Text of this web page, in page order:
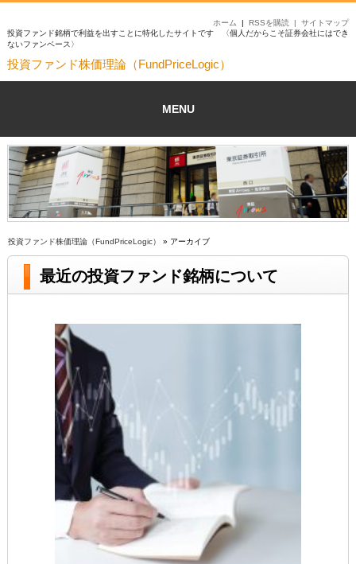
投資ファンド銘柄で利益を出すことに特化したサイトです 〈個人だからこそ証券会社にはでき
ないファンベース〉
サイトマップ
RSSを購読 |
ホーム |
投資ファンド株価理論（FundPriceLogic）
MENU
投資ファンド株価理論（FundPriceLogic） » アーカイブ
最近の投資ファンド銘柄について